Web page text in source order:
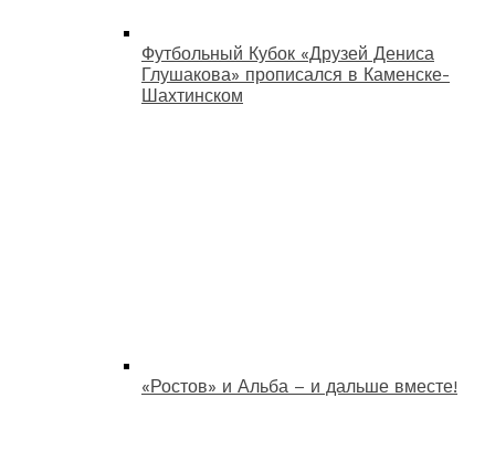
Футбольный Кубок «Друзей Дениса
Глушакова» прописался в Каменске-
Шахтинском
«Ростов» и Альба – и дальше вместе!